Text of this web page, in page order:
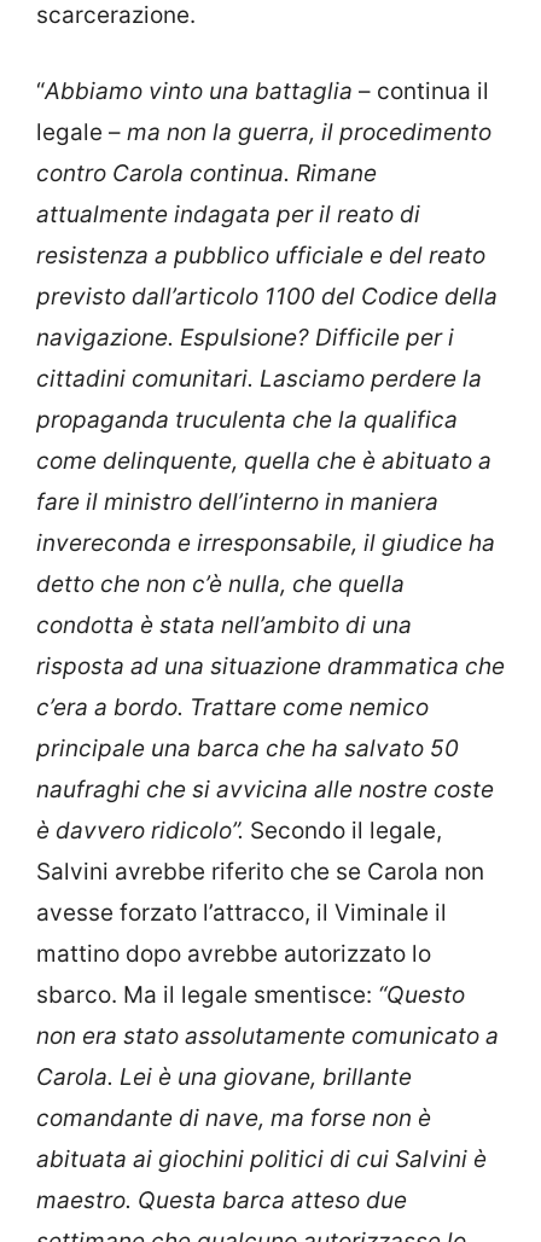
scarcerazione.
“Abbiamo vinto una battaglia – continua il
legale – ma non la guerra, il procedimento
contro Carola continua. Rimane
attualmente indagata per il reato di
resistenza a pubblico ufficiale e del reato
previsto dall’articolo 1100 del Codice della
navigazione. Espulsione? Difficile per i
cittadini comunitari. Lasciamo perdere la
propaganda truculenta che la qualifica
come delinquente, quella che è abituato a
fare il ministro dell’interno in maniera
invereconda e irresponsabile, il giudice ha
detto che non c’è nulla, che quella
condotta è stata nell’ambito di una
risposta ad una situazione drammatica che
c’era a bordo. Trattare come nemico
principale una barca che ha salvato 50
naufraghi che si avvicina alle nostre coste
è davvero ridicolo”. Secondo il legale,
Salvini avrebbe riferito che se Carola non
avesse forzato l’attracco, il Viminale il
mattino dopo avrebbe autorizzato lo
sbarco. Ma il legale smentisce: “Questo
non era stato assolutamente comunicato a
Carola. Lei è una giovane, brillante
comandante di nave, ma forse non è
abituata ai giochini politici di cui Salvini è
maestro. Questa barca atteso due